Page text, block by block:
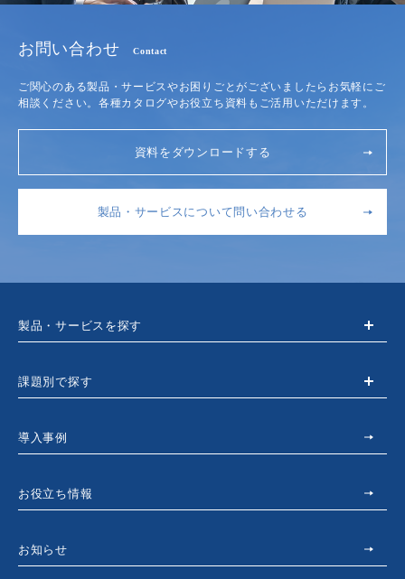
お問い合わせ Contact
ご関心のある製品・サービスやお困りごとがございましたらお気軽にご
相談ください。各種カタログやお役立ち資料もご活用いただけます。
資料をダウンロードする
製品・サービスについて問い合わせる
製品・サービスを探す
課題別で探す
導入事例
お役立ち情報
お知らせ